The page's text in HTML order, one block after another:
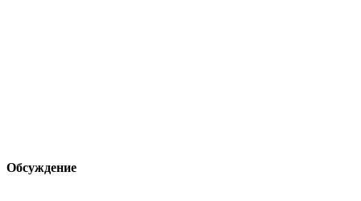
Обсуждение